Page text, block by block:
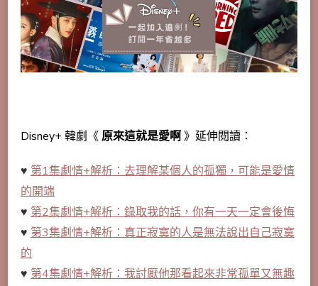
Disney+ 韓劇《原來這就是愛啊》延伸閱讀：
♥ 第1集劇情+解析：去理解某個人的孤獨，可能是愛情
的開端
♥ 第2集劇情+解析：錄取我的話，你有一天一定會後悔
♥ 第3集劇情+解析：真正寂寞的人是無法說出自己寂寞
的
♥ 第4集劇情+解析：我討厭他那看起來非常孤單又無趣